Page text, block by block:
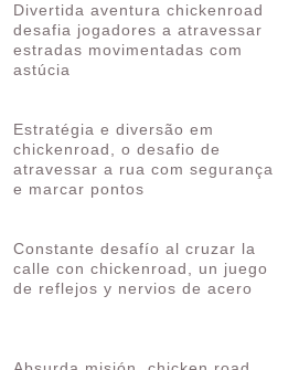
Divertida aventura chickenroad
desafia jogadores a atravessar
estradas movimentadas com
astúcia
Estratégia e diversão em
chickenroad, o desafio de
atravessar a rua com segurança
e marcar pontos
Constante desafío al cruzar la
calle con chickenroad, un juego
de reflejos y nervios de acero